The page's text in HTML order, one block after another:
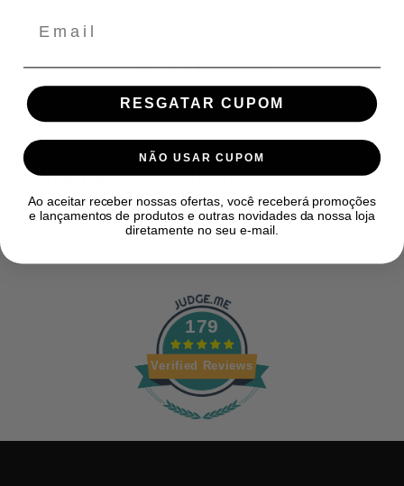
VEJA TAMBÉM
Avaliações de Clientes
Seja o primeiro a escrever uma avaliação
179
Verified Reviews
RESGATAR CUPOM
NÃO USAR CUPOM
Ao aceitar receber nossas ofertas, você receberá promoções
e lançamentos de produtos e outras novidades da nossa loja
diretamente no seu e-mail.